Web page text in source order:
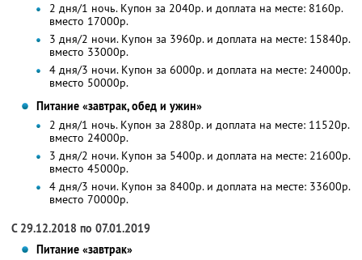
2 дня/1 ночь. Купон за 2040р. и доплата на месте: 8160р.
вместо 17000р.
3 дня/2 ночи. Купон за 3960р. и доплата на месте: 15840р.
вместо 33000р.
4 дня/3 ночи. Купон за 6000р. и доплата на месте: 24000р.
вместо 50000р.
Питание «завтрак, обед и ужин»
2 дня/1 ночь. Купон за 2880р. и доплата на месте: 11520р.
вместо 24000р.
3 дня/2 ночи. Купон за 5400р. и доплата на месте: 21600р.
вместо 45000р.
4 дня/3 ночи. Купон за 8400р. и доплата на месте: 33600р.
вместо 70000р.
С 29.12.2018 по 07.01.2019
Питание «завтрак»